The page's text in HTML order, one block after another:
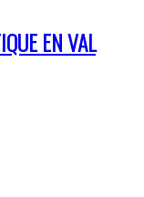
EN VAL